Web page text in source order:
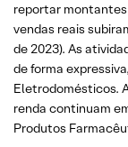
reportar montantes
vendas reais
de 2023). As
de forma
Eletrodomésticos.
renda continuam
Produtos